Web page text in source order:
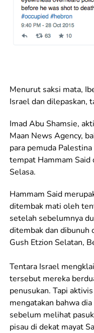
Menurut saksi mata,
Israel dan dilepaskan,
Imad Abu Shamsie,
Maan News Agency,
para pemuda
tempat Hammam Said
Selasa.
Hammam Said
ditembak mati oleh
setelah sebelumnya
ditembak dan dibunuh
Gush Etzion Selatan,
Tentara Israel
tersebut mereka
penusukan. Tapi
mengatakan bahwa
sebelum melihat
pisau di dekat mayat